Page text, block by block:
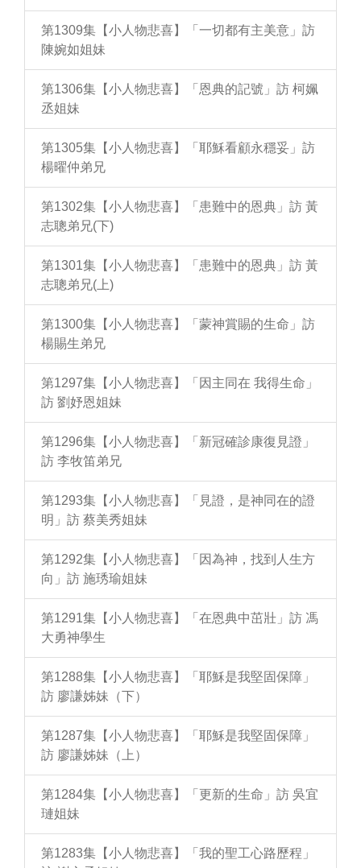
第1309集【小人物悲喜】「一切都有主美意」訪
陳婉如姐妹
第1306集【小人物悲喜】「恩典的記號」訪 柯姵
丞姐妹
第1305集【小人物悲喜】「耶穌看顧永穩妥」訪
楊曜仲弟兄
第1302集【小人物悲喜】「患難中的恩典」訪 黃
志聰弟兄(下)
第1301集【小人物悲喜】「患難中的恩典」訪 黃
志聰弟兄(上)
第1300集【小人物悲喜】「蒙神賞賜的生命」訪
楊賜生弟兄
第1297集【小人物悲喜】「因主同在 我得生命」
訪 劉妤恩姐妹
第1296集【小人物悲喜】「新冠確診康復見證」
訪 李牧笛弟兄
第1293集【小人物悲喜】「見證，是神同在的證
明」訪 蔡美秀姐妹
第1292集【小人物悲喜】「因為神，找到人生方
向」訪 施琇瑜姐妹
第1291集【小人物悲喜】「在恩典中茁壯」訪 馮
大勇神學生
第1288集【小人物悲喜】「耶穌是我堅固保障」
訪 廖謙姊妹（下）
第1287集【小人物悲喜】「耶穌是我堅固保障」
訪 廖謙姊妹（上）
第1284集【小人物悲喜】「更新的生命」訪 吳宜
璉姐妹
第1283集【小人物悲喜】「我的聖工心路歷程」